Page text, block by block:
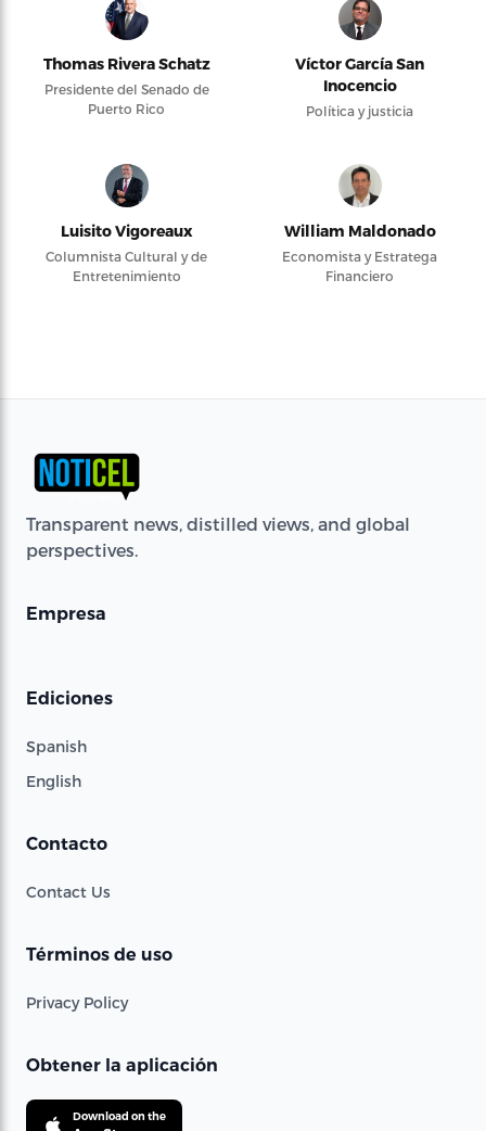
Thomas Rivera Schatz
Presidente del Senado de
Puerto Rico
Víctor García San
Inocencio
Política y justicia
Luisito Vigoreaux
Columnista Cultural y de
Entretenimiento
William Maldonado
Economista y Estratega
Financiero
Transparent news, distilled views, and global
perspectives.
Empresa
Ediciones
Spanish
English
Contacto
Contact Us
Términos de uso
Privacy Policy
Obtener la aplicación
Download on the